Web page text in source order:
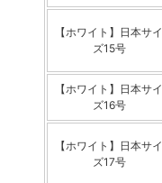
【ホワイト】日本サイ
ズ15号
【ホワイト】日本サイ
ズ16号
【ホワイト】日本サイ
ズ17号